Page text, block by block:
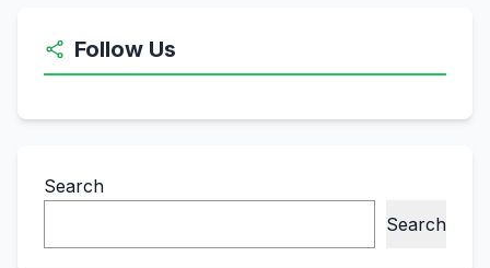
Follow Us
Search
Search